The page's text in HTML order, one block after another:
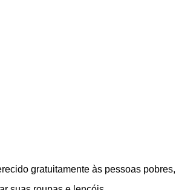
gratuitamente às pessoas pobres,